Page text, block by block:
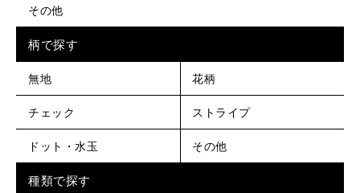
その他
柄で探す
無地 花柄
チェック ストライプ
ドット・水玉 その他
種類で探す